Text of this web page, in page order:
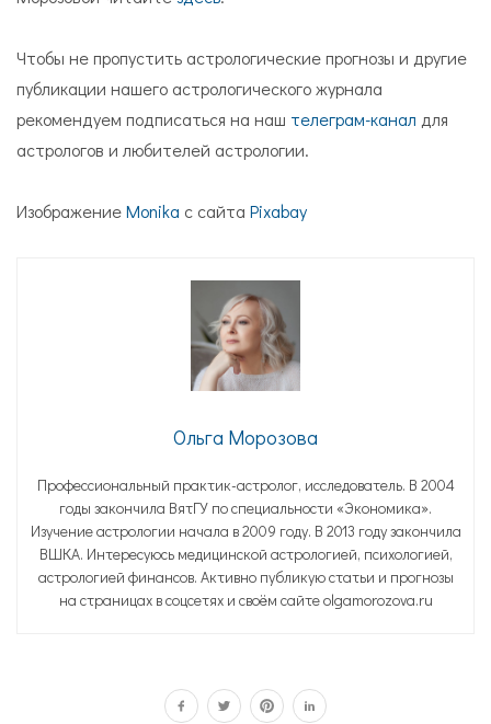
Чтобы не пропустить астрологические прогнозы и другие
публикации нашего астрологического журнала
рекомендуем подписаться на наш телеграм-канал для
астрологов и любителей астрологии.
ИзображениеMonika с сайта Pixabay
Ольга Морозова
Профессиональный практик-астролог, исследователь. В 2004
годы закончила ВятГУ по специальности «Экономика».
Изучение астрологии начала в 2009 году. В 2013 году закончила
ВШКА. Интересуюсь медицинской астрологией, психологией,
астрологией финансов. Активно публикую статьи и прогнозы
на страницах в соцсетях и своём сайте olgamorozova.ru